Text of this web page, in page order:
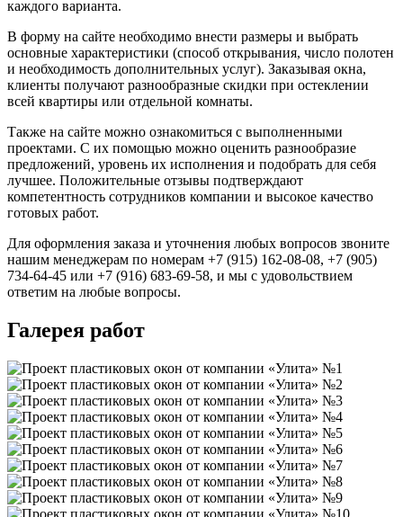
каждого варианта.
В форму на сайте необходимо внести размеры и выбрать
основные характеристики (способ открывания, число полотен
и необходимость дополнительных услуг). Заказывая окна,
клиенты получают разнообразные скидки при остеклении
всей квартиры или отдельной комнаты.
Также на сайте можно ознакомиться с выполненными
проектами. С их помощью можно оценить разнообразие
предложений, уровень их исполнения и подобрать для себя
лучшее. Положительные отзывы подтверждают
компетентность сотрудников компании и высокое качество
готовых работ.
Для оформления заказа и уточнения любых вопросов звоните
нашим менеджерам по номерам +7 (915) 162-08-08, +7 (905)
734-64-45 или +7 (916) 683-69-58, и мы с удовольствием
ответим на любые вопросы.
Галерея работ